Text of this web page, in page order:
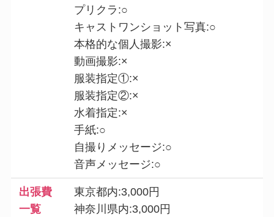
プリクラ:○
キャストワンショット写真:○
本格的な個人撮影:×
動画撮影:×
服装指定①:×
服装指定②:×
水着指定:×
手紙:○
自撮りメッセージ:○
音声メッセージ:○
出張費
一覧
東京都内:3,000円
神奈川県内:3,000円